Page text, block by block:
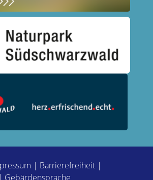
| Barrierefreiheit |
| Gebärdensprache